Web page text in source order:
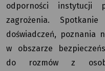
odporności instytucji
zagrożenia.
doświadczeń, poznania
w obszarze
do rozmów z